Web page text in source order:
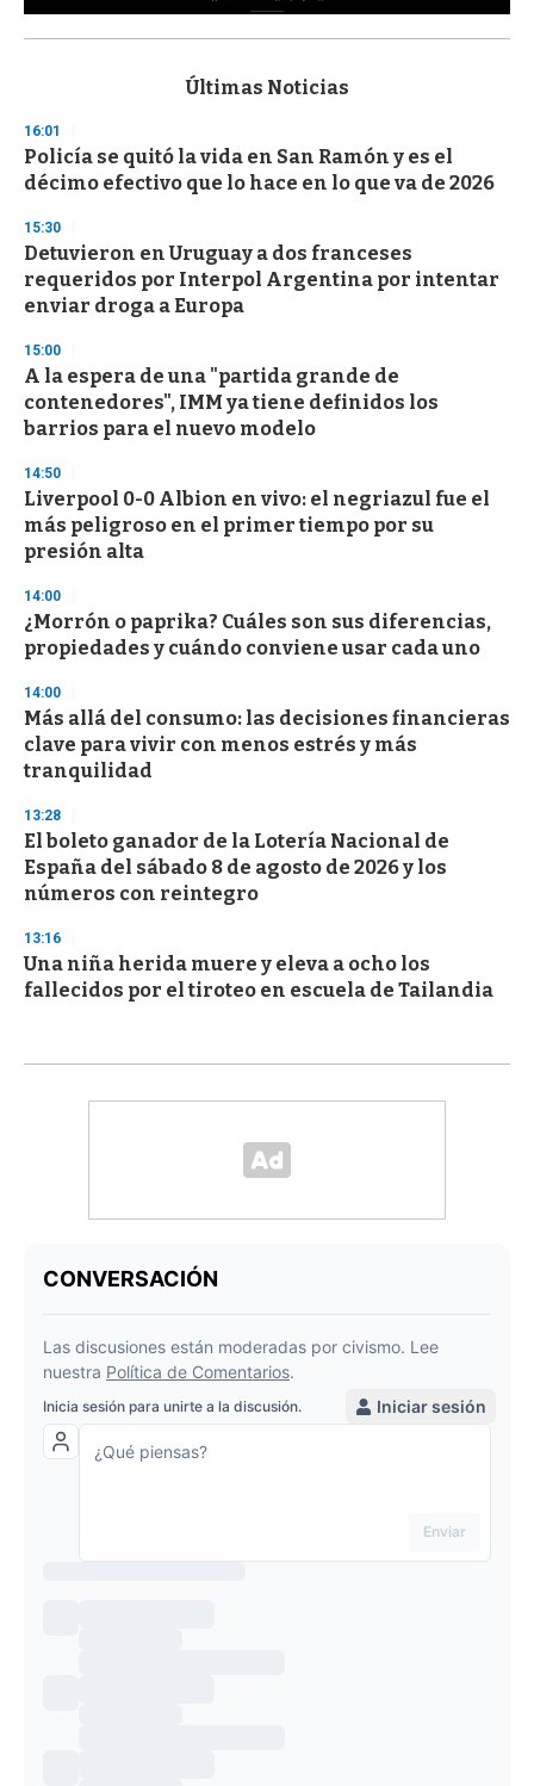
s
d
s
o
f
3
s
c
o
d
s
Últimas Noticias
16:01
Policía se quitó la vida en San Ramón y es el
décimo efectivo que lo hace en lo que va de 2026
15:30
Detuvieron en Uruguay a dos franceses
requeridos por Interpol Argentina por intentar
enviar droga a Europa
15:00
A la espera de una "partida grande de
contenedores", IMM ya tiene definidos los
barrios para el nuevo modelo
14:50
Liverpool 0-0 Albion en vivo: el negriazul fue el
más peligroso en el primer tiempo por su
presión alta
14:00
¿Morrón o paprika? Cuáles son sus diferencias,
propiedades y cuándo conviene usar cada uno
14:00
Más allá del consumo: las decisiones financieras
clave para vivir con menos estrés y más
tranquilidad
13:28
El boleto ganador de la Lotería Nacional de
España del sábado 8 de agosto de 2026 y los
números con reintegro
13:16
Una niña herida muere y eleva a ocho los
fallecidos por el tiroteo en escuela de Tailandia